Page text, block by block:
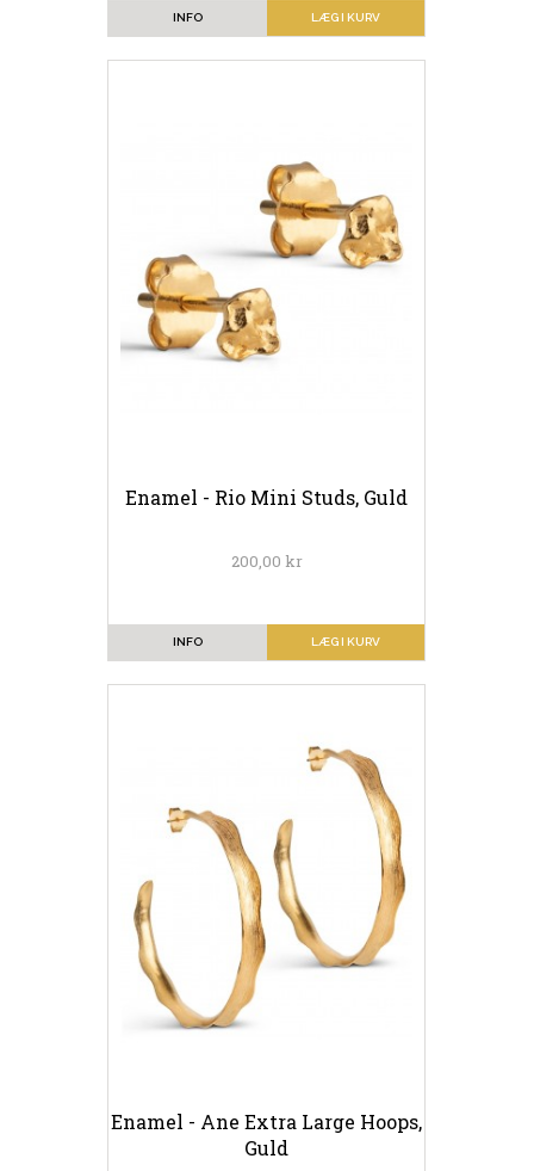
LÆG I KURV
INFO
Enamel - Rio Mini Studs, Guld
200,00 kr
LÆG I KURV
INFO
Enamel - Ane Extra Large Hoops,
Guld